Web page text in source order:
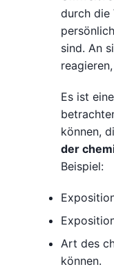
durch die
sind. An
Es ist
können,
der
Beispiel:
Art des
können.